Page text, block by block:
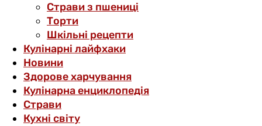
Страви з пшениці
Торти
Шкільні рецепти
Кулінарні лайфхаки
Новини
Здорове харчування
Кулінарна енциклопедія
Страви
Кухні світу